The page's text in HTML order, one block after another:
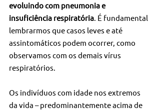
evoluindo com pneumonia e
insuficiência respiratória. É fundamental
lembrarmos que casos leves e até
assintomáticos podem ocorrer, como
observamos com os demais vírus
respiratórios.
Os indivíduos com idade nos extremos
da vida – predominantemente acima de